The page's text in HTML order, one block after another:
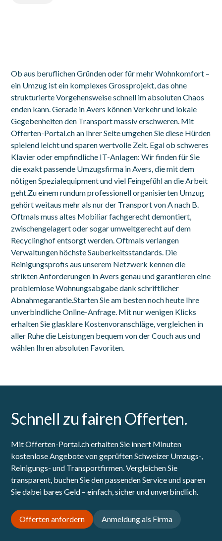
Ob aus beruflichen Gründen oder für mehr Wohnkomfort –
ein Umzug ist ein komplexes Grossprojekt, das ohne
strukturierte Vorgehensweise schnell im absoluten Chaos
enden kann. Gerade in Avers können Verkehr und lokale
Gegebenheiten den Transport massiv erschweren. Mit
Offerten-Portal.ch an Ihrer Seite umgehen Sie diese Hürden
spielend leicht und sparen wertvolle Zeit. Egal ob schweres
Klavier oder empfindliche IT-Anlagen: Wir finden für Sie
die exakt passende Umzugsfirma in Avers, die mit dem
nötigen Spezialequipment und viel Feingefühl an die Arbeit
geht.Zu einem rundum professionell organisierten Umzug
gehört weitaus mehr als nur der Transport von A nach B.
Oftmals muss altes Mobiliar fachgerecht demontiert,
zwischengelagert oder sogar umweltgerecht auf dem
Recyclinghof entsorgt werden. Oftmals verlangen
Verwaltungen höchste Sauberkeitsstandards. Die
Reinigungsprofis aus unserem Netzwerk kennen die
strikten Anforderungen in Avers genau und garantieren eine
problemlose Wohnungsabgabe dank schriftlicher
Abnahmegarantie.Starten Sie am besten noch heute Ihre
unverbindliche Online-Anfrage. Mit nur wenigen Klicks
erhalten Sie glasklare Kostenvoranschläge, vergleichen in
aller Ruhe die Leistungen bequem von der Couch aus und
wählen Ihren absoluten Favoriten.
Schnell zu fairen Offerten.
Mit Offerten-Portal.ch erhalten Sie innert Minuten
kostenlose Angebote von geprüften Schweizer Umzugs-,
Reinigungs- und Transportfirmen. Vergleichen Sie
transparent, buchen Sie den passenden Service und sparen
Sie dabei bares Geld – einfach, sicher und unverbindlich.
Offerten anfordern Anmeldung als Firma